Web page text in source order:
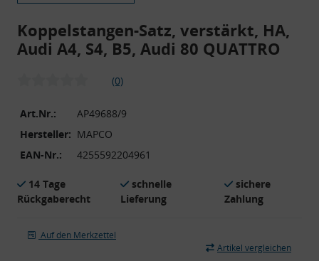
Koppelstangen-Satz, verstärkt, HA,
Audi A4, S4, B5, Audi 80 QUATTRO
(0)
Art.Nr.:
AP49688/9
Hersteller: MAPCO
EAN-Nr.:
4255592204961
14 Tage
Rückgaberecht
schnelle
Lieferung
sichere
Zahlung
Auf den Merkzettel
Artikel vergleichen